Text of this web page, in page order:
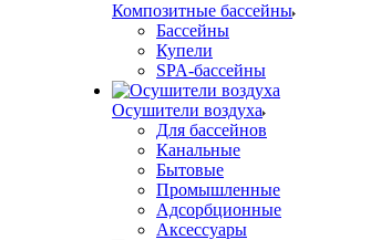
Композитные бассейны
Бассейны
Купели
SPA-бассейны
Осушители воздуха
Для бассейнов
Канальные
Бытовые
Промышленные
Адсорбционные
Аксессуары